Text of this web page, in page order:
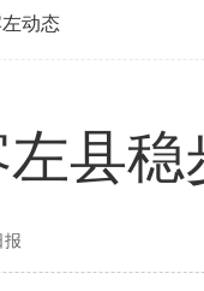
动态
左县稳
报